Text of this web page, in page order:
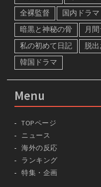
全裸監督
国内ドラマ
暗黒と神秘の骨
月
私の初めて日記
脱
韓国ドラマ
Menu
TOPページ
ニュース
海外の反応
ランキング
特集・企画